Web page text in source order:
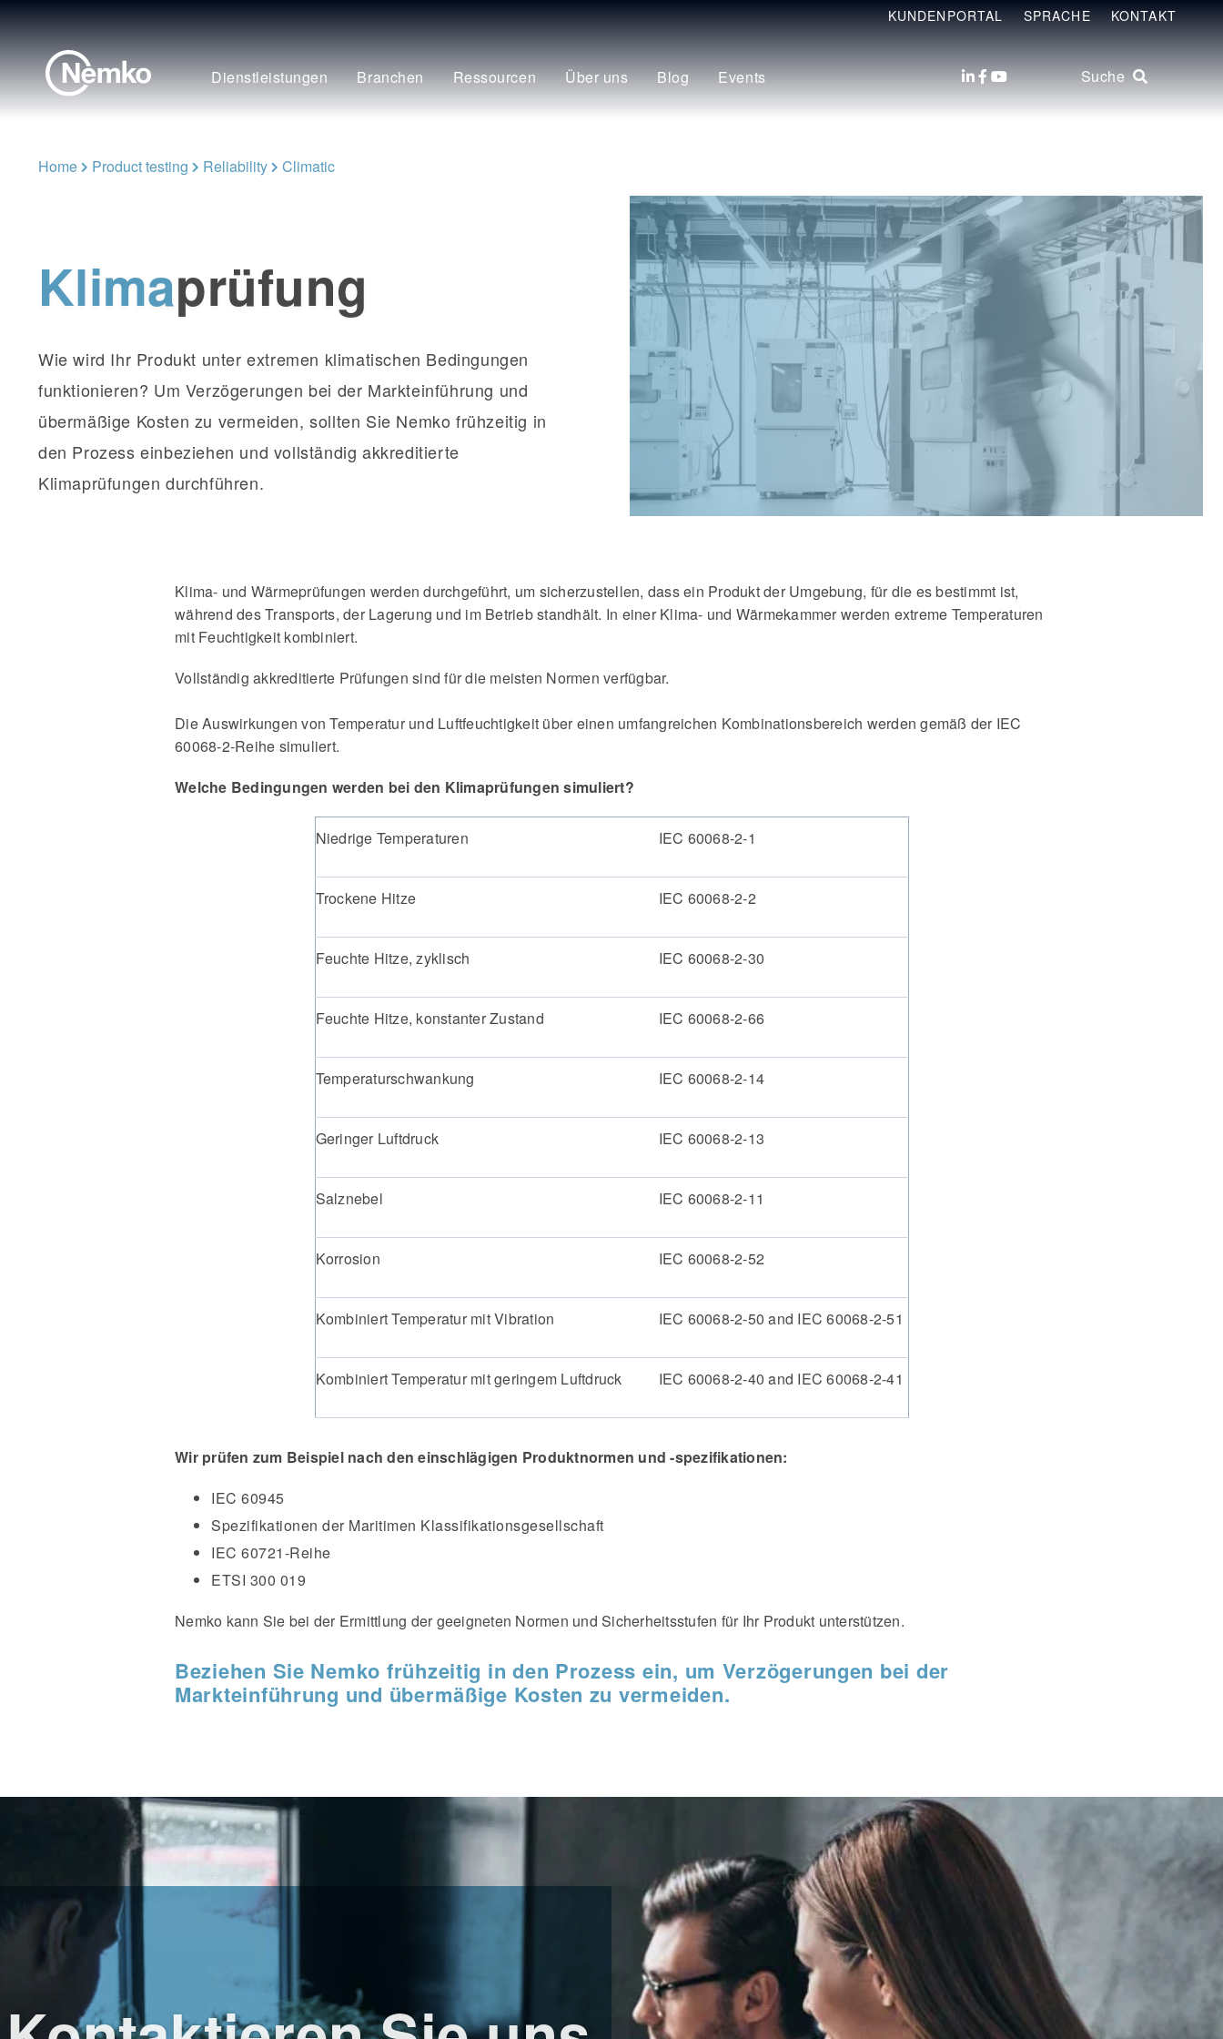
KUNDENPORTAL SPRACHE KONTAKT
Dienstleistungen Branchen Ressourcen Über uns Blog Events Suche
Home Product testing Reliability Climatic
Klimaprüfung
Wie wird Ihr Produkt unter extremen klimatischen Bedingungen
funktionieren? Um Verzögerungen bei der Markteinführung und
übermäßige Kosten zu vermeiden, sollten Sie Nemko frühzeitig in
den Prozess einbeziehen und vollständig akkreditierte
Klimaprüfungen durchführen.
Klima- und Wärmeprüfungen werden durchgeführt, um sicherzustellen, dass ein Produkt der Umgebung, für die es bestimmt ist,
während des Transports, der Lagerung und im Betrieb standhält. In einer Klima- und Wärmekammer werden extreme Temperaturen
mit Feuchtigkeit kombiniert.
Vollständig akkreditierte Prüfungen sind für die meisten Normen verfügbar.
Die Auswirkungen von Temperatur und Luftfeuchtigkeit über einen umfangreichen Kombinationsbereich werden gemäß der IEC
60068-2-Reihe simuliert.
Welche Bedingungen werden bei den Klimaprüfungen simuliert?
Niedrige Temperaturen IEC 60068-2-1
Trockene Hitze IEC 60068-2-2
Feuchte Hitze, zyklisch IEC 60068-2-30
Feuchte Hitze, konstanter Zustand IEC 60068-2-66
Temperaturschwankung IEC 60068-2-14
Geringer Luftdruck IEC 60068-2-13
Salznebel IEC 60068-2-11
Korrosion IEC 60068-2-52
Kombiniert Temperatur mit Vibration IEC 60068-2-50 and IEC 60068-2-51
Kombiniert Temperatur mit geringem Luftdruck IEC 60068-2-40 and IEC 60068-2-41
Wir prüfen zum Beispiel nach den einschlägigen Produktnormen und -spezifikationen:
IEC 60945
Spezifikationen der Maritimen Klassifikationsgesellschaft
IEC 60721-Reihe
ETSI 300 019
Nemko kann Sie bei der Ermittlung der geeigneten Normen und Sicherheitsstufen für Ihr Produkt unterstützen.
Beziehen Sie Nemko frühzeitig in den Prozess ein, um Verzögerungen bei der
Markteinführung und übermäßige Kosten zu vermeiden.